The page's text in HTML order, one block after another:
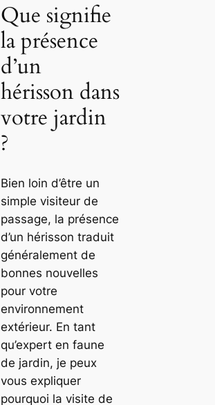
Que signifie
la présence
d’un
hérisson dans
votre jardin
?
Bien loin d’être un
simple visiteur de
passage, la présence
d’un hérisson traduit
généralement de
bonnes nouvelles
pour votre
environnement
extérieur. En tant
qu’expert en faune
de jardin, je peux
vous expliquer
pourquoi la visite de